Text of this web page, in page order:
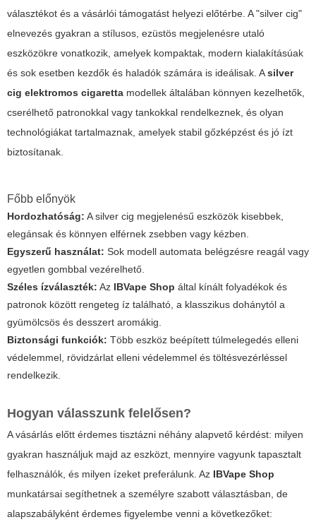
választékot és a vásárlói támogatást helyezi előtérbe. A "silver cig"
elnevezés gyakran a stílusos, ezüstös megjelenésre utaló
eszközökre vonatkozik, amelyek kompaktak, modern kialakításúak
és sok esetben kezdők és haladók számára is ideálisak. Asilver
cig elektromos cigaretta modellek általában könnyen kezelhetők,
cserélhető patronokkal vagy tankokkal rendelkeznek, és olyan
technológiákat tartalmaznak, amelyek stabil gőzképzést és jó ízt
biztosítanak.
Főbb előnyök
Hordozhatóság: A silver cig megjelenésű eszközök kisebbek,
elegánsak és könnyen elférnek zsebben vagy kézben.
Egyszerű használat: Sok modell automata belégzésre reagál vagy
egyetlen gombbal vezérelhető.
Széles ízválaszték: Az IBVape Shop által kínált folyadékok és
patronok között rengeteg íz található, a klasszikus dohánytól a
gyümölcsös és desszert aromákig.
Biztonsági funkciók: Több eszköz beépített túlmelegedés elleni
védelemmel, rövidzárlat elleni védelemmel és töltésvezérléssel
rendelkezik.
Hogyan válasszunk felelősen?
A vásárlás előtt érdemes tisztázni néhány alapvető kérdést: milyen
gyakran használjuk majd az eszközt, mennyire vagyunk tapasztalt
felhasználók, és milyen ízeket preferálunk. Az IBVape Shop
munkatársai segíthetnek a személyre szabott választásban, de
alapszabályként érdemes figyelembe venni a következőket: